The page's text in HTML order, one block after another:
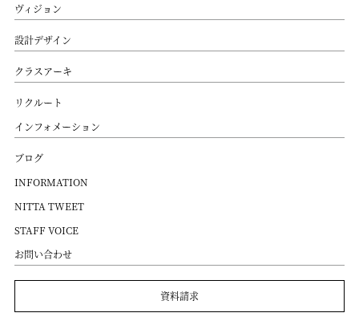
ヴィジョン
設計デザイン
クラスアーキ
リクルート
インフォメーション
ブログ
INFORMATION
NITTA TWEET
STAFF VOICE
お問い合わせ
資料請求